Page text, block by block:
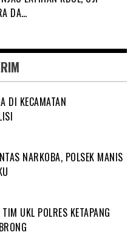
DA…
DI KECAMATAN
NARKOBA, POLSEK MANIS
UKL POLRES KETAPANG